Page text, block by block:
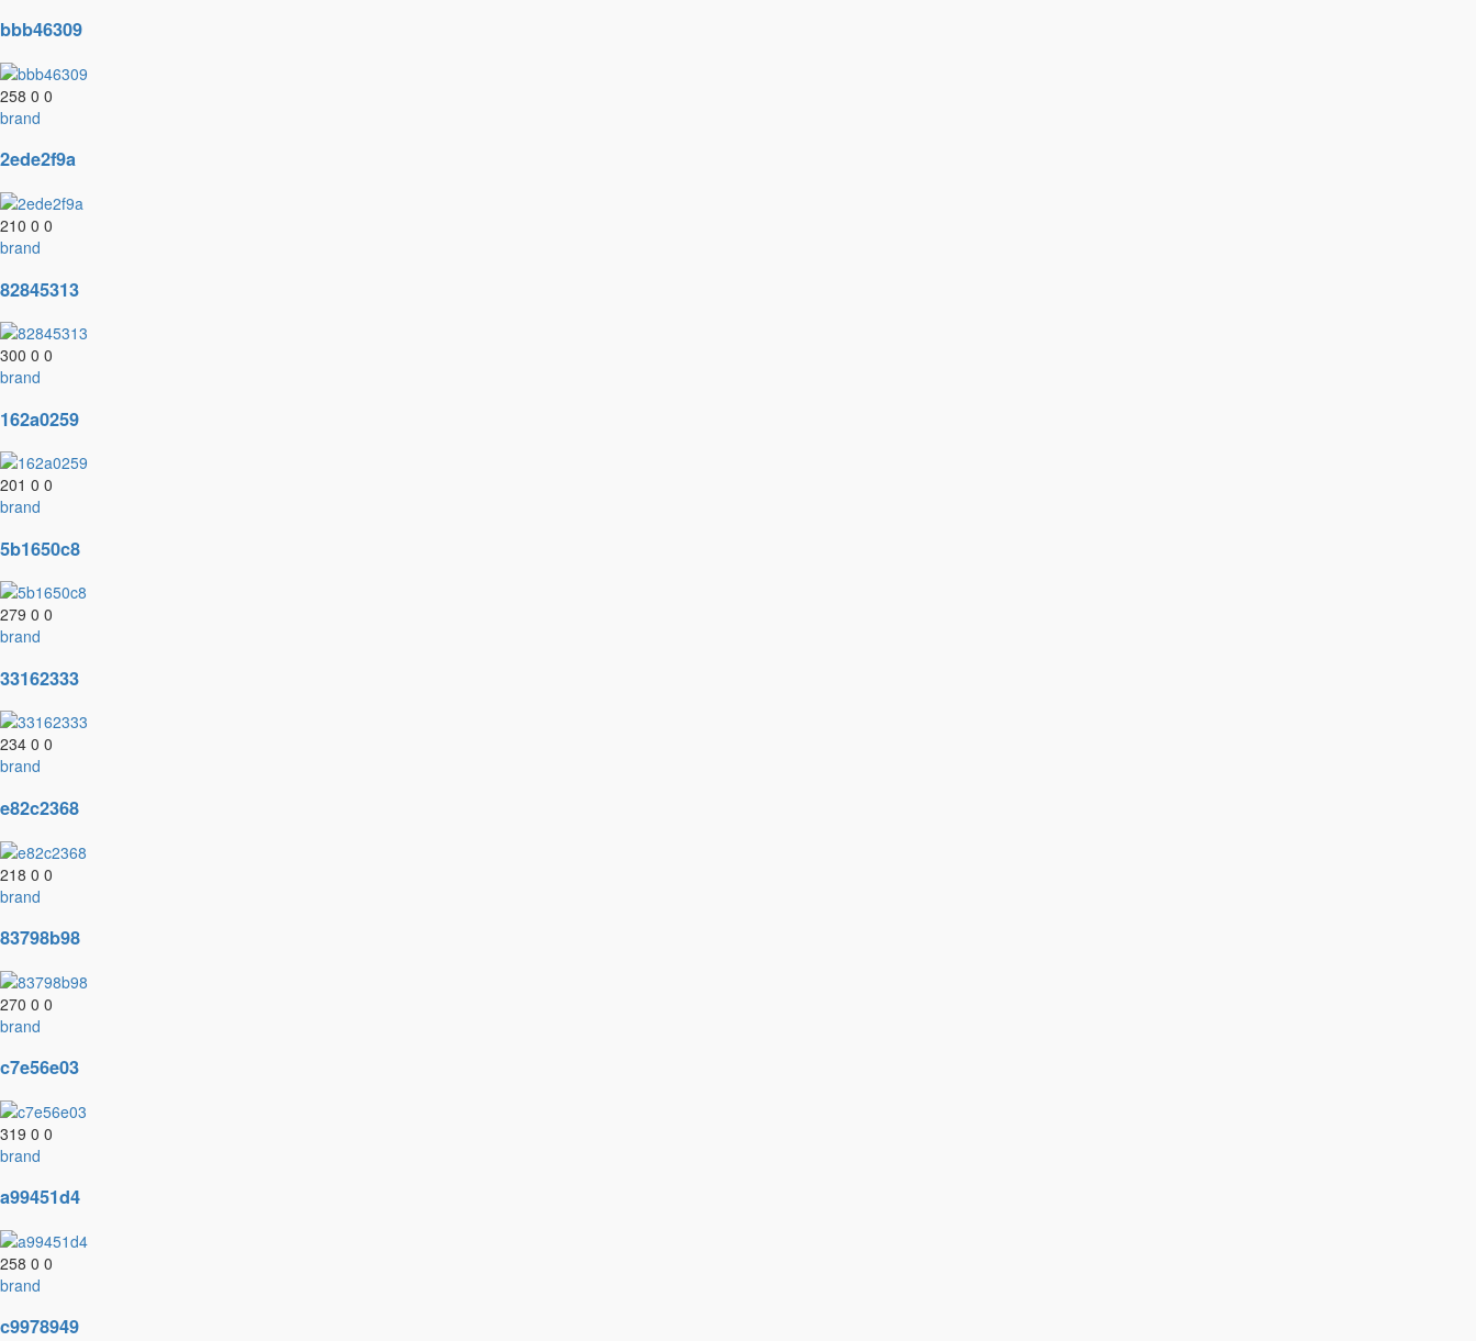
bbb46309
258 0 0
brand
2ede2f9a
210 0 0
brand
82845313
300 0 0
brand
162a0259
201 0 0
brand
5b1650c8
279 0 0
brand
33162333
234 0 0
brand
e82c2368
218 0 0
brand
83798b98
270 0 0
brand
c7e56e03
319 0 0
brand
a99451d4
258 0 0
brand
c9978949